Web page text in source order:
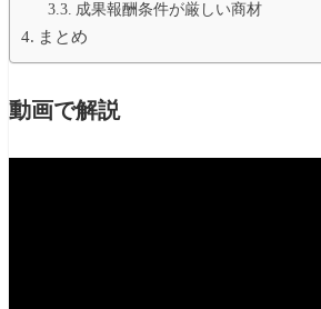
成果報酬条件が厳しい商材
まとめ
動画で解説